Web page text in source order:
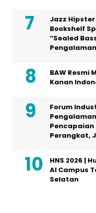
Jazz
Bookshelf
“Sealed
BAW Resmi
Kanan
Forum
Pencapaian
Perangkat,
HNS 2026 |
AI Campus
Selatan